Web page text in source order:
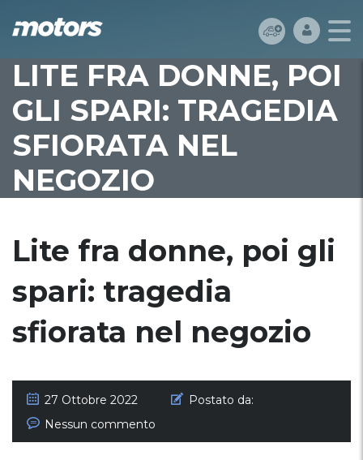
LITE FRA DONNE, POI
GLI SPARI: TRAGEDIA
SFIORATA NEL
NEGOZIO
Lite fra donne, poi gli
spari: tragedia
sfiorata nel negozio
27 Ottobre 2022
Postato da:
Nessun commento